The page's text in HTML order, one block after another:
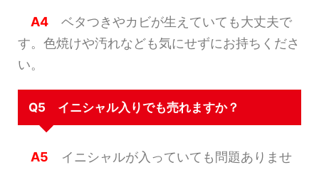
A4 ベタつきやカビが生えていても大丈夫で
す。色焼けや汚れなども気にせずにお持ちくださ
い。
Q5 イニシャル入りでも売れますか？
A5 イニシャルが入っていても問題ありませ